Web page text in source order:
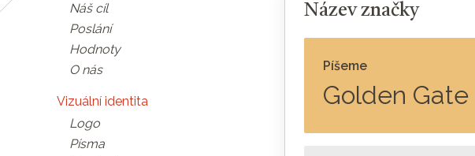
Náš cíl
Poslání
Hodnoty
O nás
Vizuální identita
Logo
Písma
Název značky
Píšeme
Golden Gate